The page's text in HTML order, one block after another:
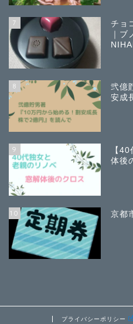
7
チョ
｜
8
弐億
安成
9
【
体後
10 京都
プライバシーポリシー